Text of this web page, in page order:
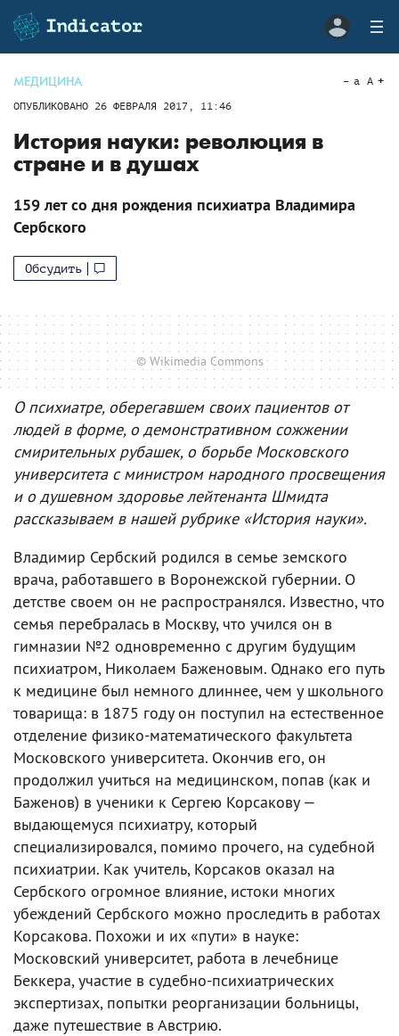
МЕДИЦИНА
ОПУБЛИКОВАНО 26 ФЕВРАЛЯ 2017, 11:46
a A
История науки: революция в
стране и в душах
159 лет со дня рождения психиатра Владимира
Сербского
Обсудить
© Wikimedia Commons
О психиатре, оберегавшем своих пациентов от
людей в форме, о демонстративном сожжении
смирительных рубашек, о борьбе Московского
университета с министром народного просвещения
и о душевном здоровье лейтенанта Шмидта
рассказываем в нашей рубрике «История науки».
Владимир Сербский родился в семье земского
врача, работавшего в Воронежской губернии. О
детстве своем он не распространялся. Известно, что
семья перебралась в Москву, что учился он в
гимназии №2 одновременно с другим будущим
психиатром, Николаем Баженовым. Однако его путь
к медицине был немного длиннее, чем у школьного
товарища: в 1875 году он поступил на естественное
отделение физико-математического факультета
Московского университета. Окончив его, он
продолжил учиться на медицинском, попав (как и
Баженов) в ученики к Сергею Корсакову —
выдающемуся психиатру, который
специализировался, помимо прочего, на судебной
психиатрии. Как учитель, Корсаков оказал на
Сербского огромное влияние, истоки многих
убеждений Сербского можно проследить в работах
Корсакова. Похожи и их «пути» в науке:
Московский университет, работа в лечебнице
Беккера, участие в судебно-психиатрических
экспертизах, попытки реорганизации больницы,
даже путешествие в Австрию.